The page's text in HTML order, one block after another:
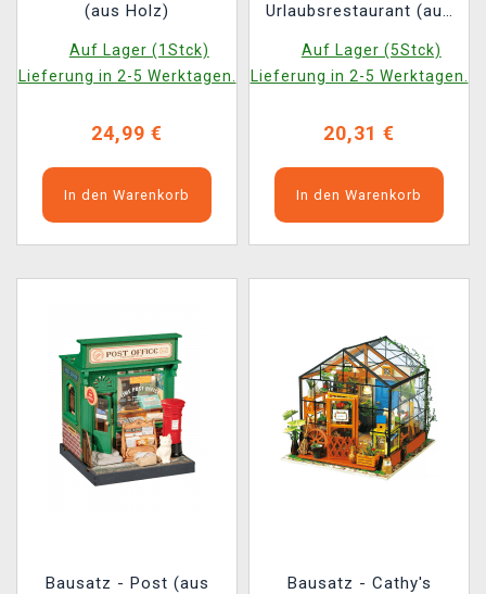
(aus Holz)
Auf Lager (1Stck)
Lieferung in 2-5 Werktagen.
24,99 €
In den Warenkorb
Urlaubsrestaurant (aus
Auf Lager (5Stck)
Lieferung in 2-5 Werktagen.
20,31 €
In den Warenkorb
Bausatz - Post (aus
Bausatz - Cathy's